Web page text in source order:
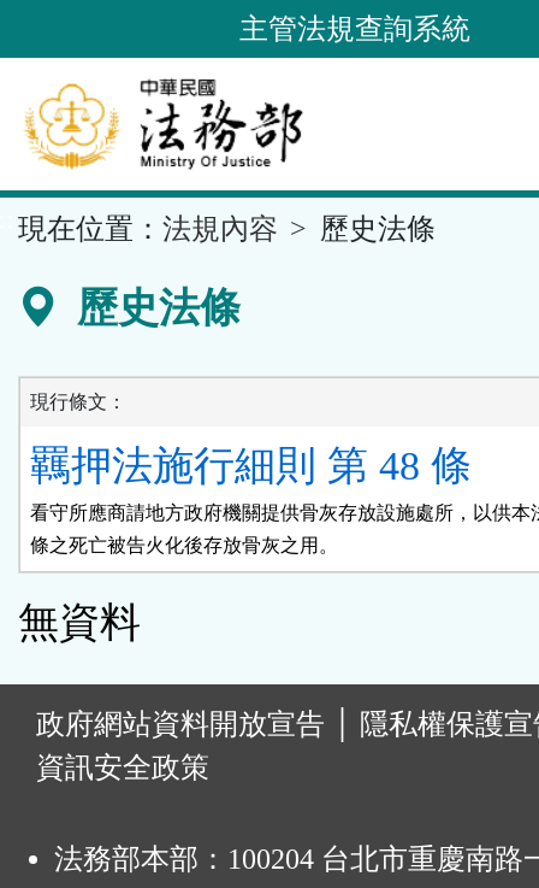
到
要
內
容
區
主管法規查詢系統
現在位置： 法規內容 歷史法條
歷史法條
現行條文：
羈押法施行細則 第 48 條
看守所應商請地方政府機關提供骨灰存放設施處所，以供本
條之死亡被告火化後存放骨灰之用。
無資料
政府網站資料開放宣告
隱私權保護
資訊安全政策
法務部本部：100204 台北市重慶南路